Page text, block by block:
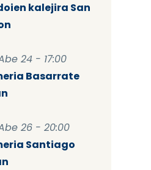
kalejira San
24 - 17:00
Basarrate
26 - 20:00
Santiago